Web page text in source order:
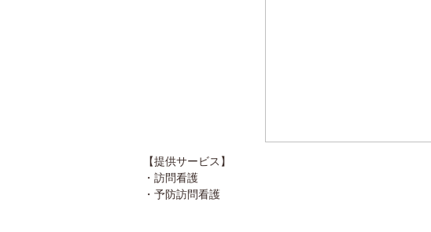
【提供サービス】
・訪問看護
・予防訪問看護